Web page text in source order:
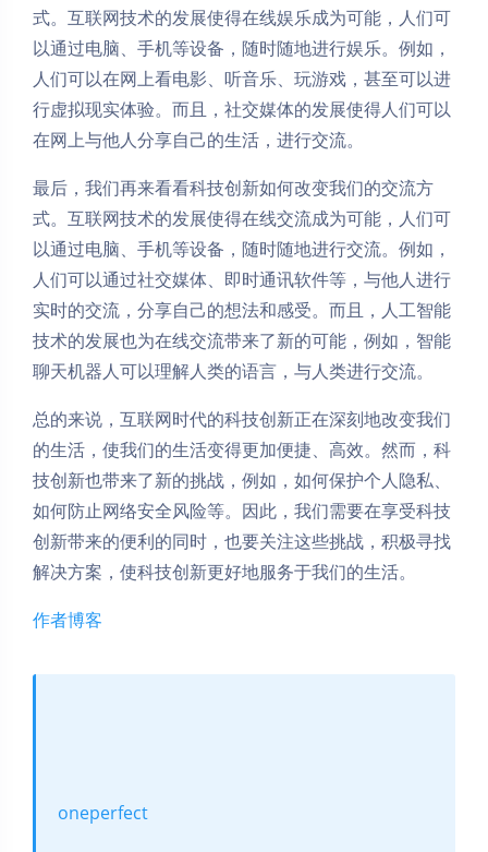
式。互联网技术的发展使得在线娱乐成为可能，人们可
以通过电脑、手机等设备，随时随地进行娱乐。例如，
人们可以在网上看电影、听音乐、玩游戏，甚至可以进
行虚拟现实体验。而且，社交媒体的发展使得人们可以
在网上与他人分享自己的生活，进行交流。
最后，我们再来看看科技创新如何改变我们的交流方
式。互联网技术的发展使得在线交流成为可能，人们可
以通过电脑、手机等设备，随时随地进行交流。例如，
人们可以通过社交媒体、即时通讯软件等，与他人进行
实时的交流，分享自己的想法和感受。而且，人工智能
技术的发展也为在线交流带来了新的可能，例如，智能
聊天机器人可以理解人类的语言，与人类进行交流。
总的来说，互联网时代的科技创新正在深刻地改变我们
的生活，使我们的生活变得更加便捷、高效。然而，科
技创新也带来了新的挑战，例如，如何保护个人隐私、
如何防止网络安全风险等。因此，我们需要在享受科技
创新带来的便利的同时，也要关注这些挑战，积极寻找
解决方案，使科技创新更好地服务于我们的生活。
作者博客
oneperfect